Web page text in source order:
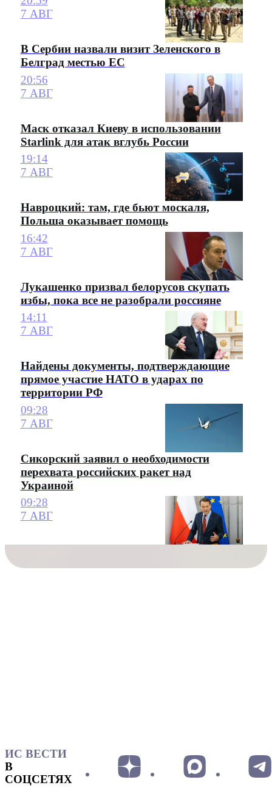
7 АВГ
В Сербии назвали визит Зеленского в
Белград местью ЕС
20:56
7 АВГ
Маск отказал Киеву в использовании
Starlink для атак вглубь России
19:14
7 АВГ
Навроцкий: там, где бьют москаля,
Польша оказывает помощь
16:42
7 АВГ
Лукашенко призвал белорусов скупать
избы, пока все не разобрали россияне
14:11
7 АВГ
Найдены документы, подтверждающие
прямое участие НАТО в ударах по
территории РФ
09:28
7 АВГ
Сикорский заявил о необходимости
перехвата российских ракет над
Украиной
09:28
7 АВГ
ИС ВЕСТИ
В
СОЦСЕТЯХ